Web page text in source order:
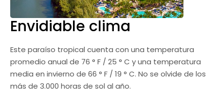
Envidiable clima
Este paraíso tropical cuenta con una temperatura
promedio anual de 76 ° F / 25 ° C y una temperatura
media en invierno de 66 ° F / 19 ° C. No se olvide de los
más de 3.000 horas de sol al año.